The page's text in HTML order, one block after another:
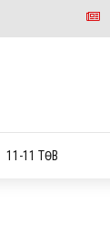
11-11 ТӨВ